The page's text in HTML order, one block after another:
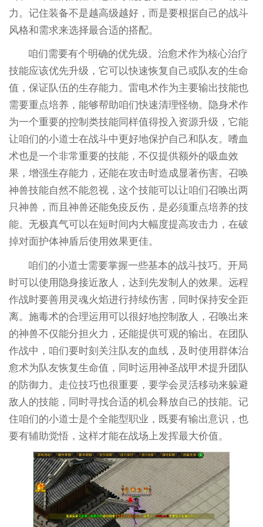
力。记住装备不是越高级越好，而是要根据自己的战斗
风格和需求来选择最合适的搭配。
咱们需要有个明确的优先级。治愈术作为核心治疗
技能应该优先升级，它可以快速恢复自己或队友的生命
值，保证队伍的生存能力。雷电术作为主要输出技能也
需要重点培养，能够帮助咱们快速清理怪物。隐身术作
为一个重要的控制类技能同样值得投入资源升级，它能
让咱们的小道士在战斗中更好地保护自己和队友。嗜血
术也是一个非常重要的技能，不仅提供额外的吸血效
果，增强生存能力，还能在攻击时造成显著伤害。召唤
神兽技能自然不能忽视，这个技能可以让咱们召唤出两
只神兽，而且神兽还能免疫反伤，是必须重点培养的技
能。无极真气可以在短时间内大幅度提高攻击力，在破
掉对面护体神盾后使用效果更佳。
咱们的小道士需要掌握一些基本的战斗技巧。开局
时可以使用隐身接近敌人，达到先发制人的效果。远程
作战时要善用灵魂火焰进行持续伤害，同时保持安全距
离。施毒术的合理运用可以很好地控制敌人，召唤出来
的神兽不仅能分担火力，还能提供可观的输出。在团队
作战中，咱们要时刻关注队友的血线，及时使用群体治
愈术为队友恢复生命值，同时运用神圣战甲术提升团队
的防御力。走位技巧也很重要，要学会灵活移动来躲避
敌人的技能，同时寻找合适的机会释放自己的技能。记
住咱们的小道士是个全能型职业，既要有输出意识，也
要有辅助觉悟，这样才能在战场上发挥最大价值。